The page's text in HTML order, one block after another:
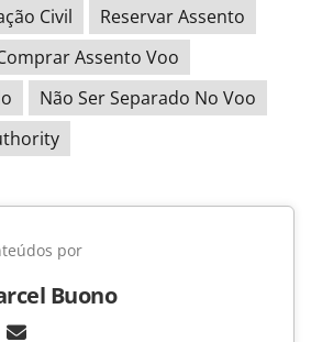
Civil
Reservar Assento
Assento Voo
Não Ser Separado No Voo
por
Buono